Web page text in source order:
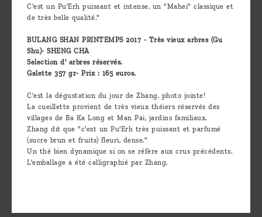
C'est un Pu'Erh puissant et intense, un "Mahei" classique et
de très belle qualité."
BULANG SHAN PRINTEMPS 2017 - Très vieux arbres (Gu
Shu)- SHENG CHA
Selection d' arbres réservés.
Galette 357 gr- Prix : 165 euros.
C'est la dégustation du jour de Zhang, photo jointe!
La cueillette provient de très vieux théiers réservés des
villages de Ba Ka Long et Man Pai, jardins familiaux.
Zhang dit que "c'est un Pu'Erh très puissant et parfumé
(sucre brun et fruits) fleuri, dense."
Un thé bien dynamique si on se réfère aux crus précédents.
L'emballage a été calligraphié par Zhang.